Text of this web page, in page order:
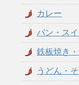
カレー
パン・ス
鉄板焼き
うどん・